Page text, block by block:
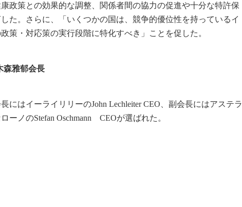
政策との効果的な調整、関係者間の協力の促進や十分な特許保
た。さらに、「いくつかの国は、競争的優位性を持っているイ
策・対応策の実行段階に特化すべき」ことを促した。
森雅郁会長
にはイーライリリーのJohn Lechleiter CEO、副会長にはアステラ
クセローノのStefan Oschmann CEOが選ばれた。